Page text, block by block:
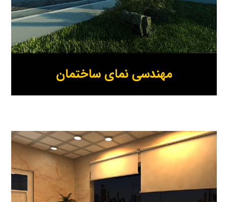
مهندسی نمای ساختمان